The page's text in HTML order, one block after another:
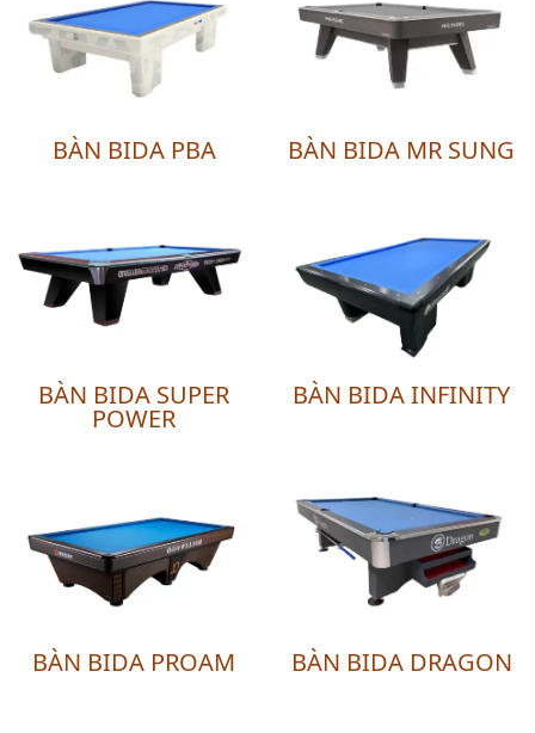
BÀN BIDA PBA BÀN BIDA MR SUNG
BÀN BIDA SUPER
POWER
BÀN BIDA INFINITY
BÀN BIDA PROAM BÀN BIDA DRAGON